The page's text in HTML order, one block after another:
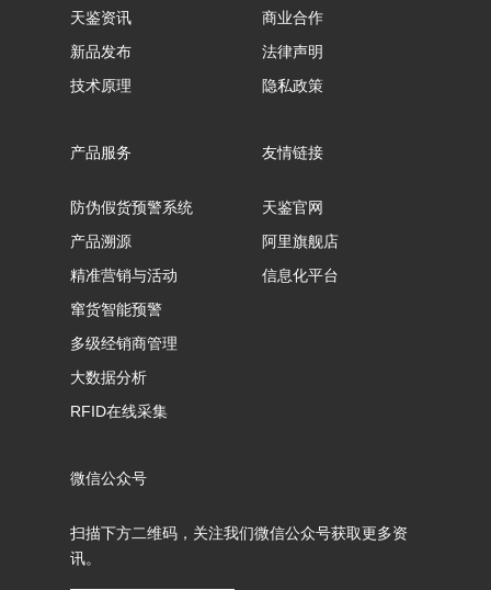
天鉴资讯
新品发布
技术原理
商业合作
法律声明
隐私政策
产品服务
防伪假货预警系统
产品溯源
精准营销与活动
窜货智能预警
多级经销商管理
大数据分析
RFID在线采集
友情链接
天鉴官网
阿里旗舰店
信息化平台
微信公众号
扫描下方二维码，关注我们微信公众号获取更多资
讯。